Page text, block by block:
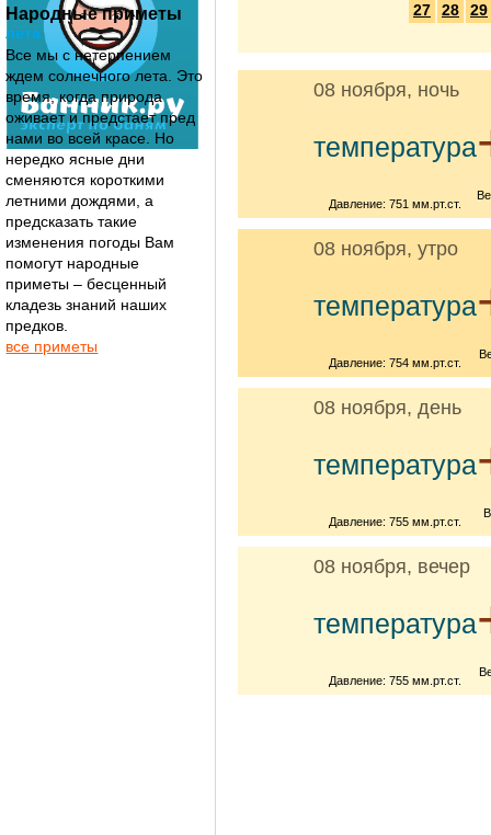
Народные приметы
лета
Все мы с нетерпением
ждем солнечного лета. Это
время, когда природа
оживает и предстает пред
нами во всей красе. Но
нередко ясные дни
сменяются короткими
летними дождями, а
предсказать такие
изменения погоды Вам
помогут народные
приметы – бесценный
кладезь знаний наших
предков.
все приметы
27
28 29
08 ноября, ночь
температура
Давление: 751 мм.рт.ст.
08 ноября, утро
температура
Давление: 754 мм.рт.ст.
08 ноября, день
температура
Давление: 755 мм.рт.ст.
08 ноября, вечер
температура
Давление: 755 мм.рт.ст.